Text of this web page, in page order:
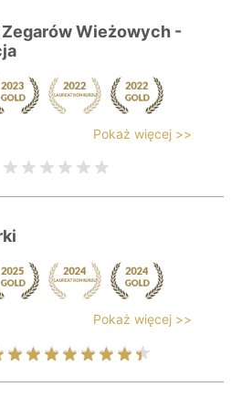
Zegarów Wieżowych -
Pokaż więcej >>
Pokaż więcej >>